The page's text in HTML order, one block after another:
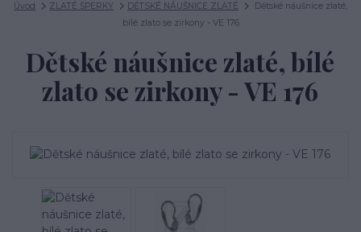
Úvod ZLATÉ ŠPERKY DĚTSKÉ NÁUŠNICE ZLATÉ
Dětské náušnice zlaté,
bílé zlato se zirkony - VE 176
Dětské náušnice zlaté, bílé
zlato se zirkony - VE 176